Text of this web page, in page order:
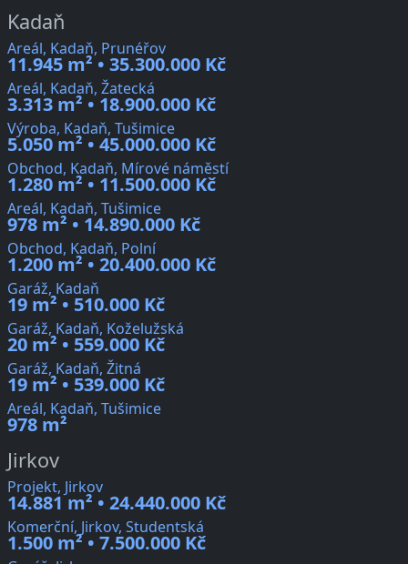
Kadaň
Areál, Kadaň, Prunéřov
11.945 m² • 35.300.000 Kč
Areál, Kadaň, Žatecká
3.313 m² • 18.900.000 Kč
Výroba, Kadaň, Tušimice
5.050 m² • 45.000.000 Kč
Obchod, Kadaň, Mírové náměstí
1.280 m² • 11.500.000 Kč
Areál, Kadaň, Tušimice
978 m² • 14.890.000 Kč
Obchod, Kadaň, Polní
1.200 m² • 20.400.000 Kč
Garáž, Kadaň
19 m² • 510.000 Kč
Garáž, Kadaň, Koželužská
20 m² • 559.000 Kč
Garáž, Kadaň, Žitná
19 m² • 539.000 Kč
Areál, Kadaň, Tušimice
978 m²
Jirkov
Projekt, Jirkov
14.881 m² • 24.440.000 Kč
Komerční, Jirkov, Studentská
1.500 m² • 7.500.000 Kč